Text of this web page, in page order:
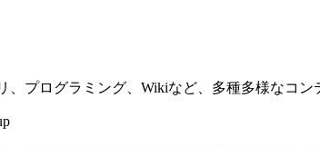
プログラミング、Wikiなど、多種多様なコン